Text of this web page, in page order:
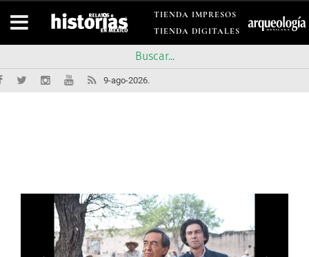
TIENDA IMPRESOS
TIENDA DIGITALES
9-ago-2026.